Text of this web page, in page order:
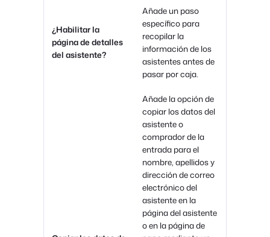
¿Habilitar la
página de detalles
del asistente?
Añade un paso
específico para
recopilar la
información de los
asistentes antes de
pasar por caja.
Añade la opción de
copiar los datos del
asistente o
comprador de la
entrada para el
nombre, apellidos y
dirección de correo
electrónico del
asistente en la
página del asistente
o en la página de